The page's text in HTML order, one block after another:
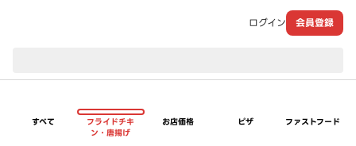
ログイン 会員登録
すべて
フライドチキ
ン・唐揚げ
お店価格 ピザ ファストフード